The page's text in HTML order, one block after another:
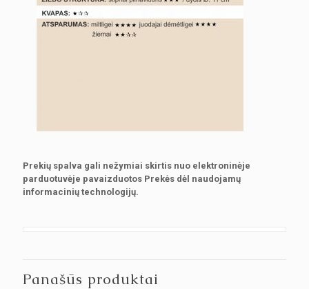
Prekių spalva gali nežymiai skirtis nuo elektroninėje
parduotuvėje pavaizduotos Prekės dėl naudojamų
informacinių technologijų.
Panašūs produktai